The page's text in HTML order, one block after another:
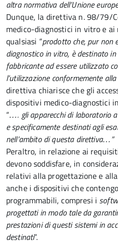
altra normativa dell’Unione
Dunque, la direttiva n. 98/79/
medico-diagnostici in vitro e
qualsiasi “prodotto che, pur non
diagnostico in vitro, è destinato
fabbricante ad essere utilizzato
l’utilizzazione conformemente
direttiva chiarisce che gli
dispositivi medico-diagnostici
“…. gli apparecchi di laboratorio
e specificamente destinati agli
nell’ambito di questa direttiva…”
Peraltro, in relazione ai
devono soddisfare, in
relativi alla progettazione e
anche i dispositivi che
programmabili, compresi i
progettati in modo tale da
prestazioni di questi sistemi in
destinati”.